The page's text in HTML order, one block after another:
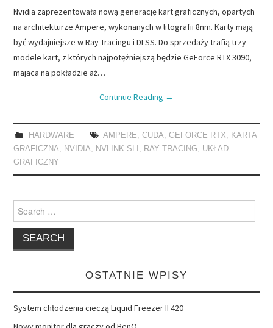
Nvidia zaprezentowała nową generację kart graficznych, opartych
na architekturze Ampere, wykonanych w litografii 8nm. Karty mają
być wydajniejsze w Ray Tracingu i DLSS. Do sprzedaży trafią trzy
modele kart, z których najpotężniejszą będzie GeForce RTX 3090,
mająca na pokładzie aż…
Continue Reading →
HARDWARE AMPERE CUDA GEFORCE RTX
KARTA
GRAFICZNA
NVIDIA NVLINK SLI RAY TRACING
UKŁAD
GRAFICZNY
Search
for:
OSTATNIE WPISY
System chłodzenia cieczą Liquid Freezer II 420